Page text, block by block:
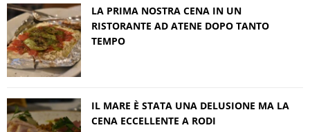
LA PRIMA NOSTRA CENA IN UN
RISTORANTE AD ATENE DOPO TANTO
TEMPO
IL MARE È STATA UNA DELUSIONE MA LA
CENA ECCELLENTE A RODI